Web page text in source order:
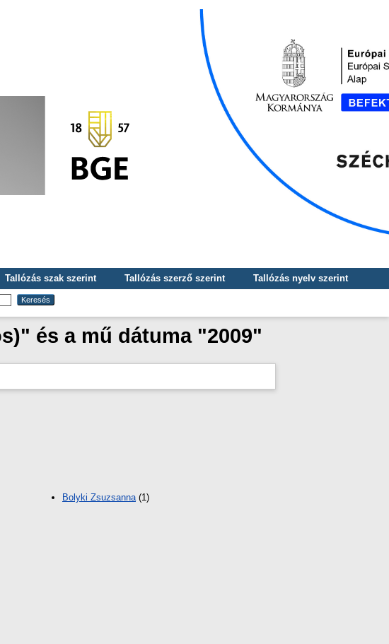
Tallózás szak szerint Tallózás szerző szerint
Tallózás nyelv szerint
és a mű dátuma "2009"
Bolyki Zsuzsanna(1)